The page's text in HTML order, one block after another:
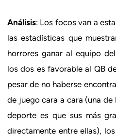
Análisis: Los focos van a
las estadísticas que
horrores ganar al equipo
los dos es favorable al QB
pesar de no haberse
de juego cara a cara (una
deporte es que sus más
directamente entre ellas),